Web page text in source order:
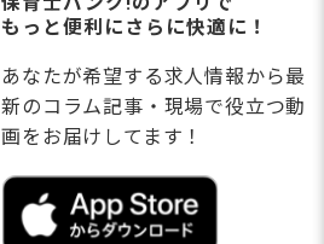
もっと便利にさらに快適に！
あなたが希望する求人情報から最
新のコラム記事・現場で役立つ動
画をお届けしてます！